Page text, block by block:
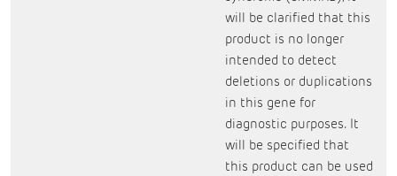
will be clarified that this
product is no longer
intended to detect
deletions or duplications
in this gene for
diagnostic purposes. It
will be specified that
this product can be used